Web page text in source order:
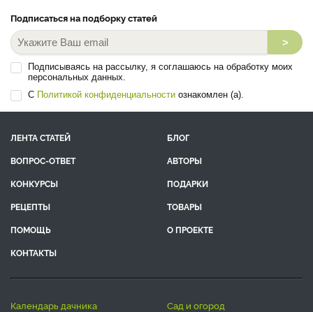
Подписаться на подборку статей
>
Подписываясь на рассылку, я соглашаюсь на обработку моих
персональных данных.
С Политикой конфиденциальности ознакомлен (а).
ЛЕНТА СТАТЕЙ
БЛОГ
ВОПРОС-ОТВЕТ
АВТОРЫ
КОНКУРСЫ
ПОДАРКИ
РЕЦЕПТЫ
ТОВАРЫ
ПОМОЩЬ
О ПРОЕКТЕ
КОНТАКТЫ
календарь дачника
сад и огород